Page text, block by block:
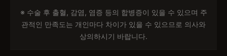
※ 수술 후 출혈, 감염, 염증 등의 합병증이 있을 수 있으며 주
관적인 만족도는 개인마다 차이가 있을 수 있으므로 의사와
상의하시기 바랍니다.